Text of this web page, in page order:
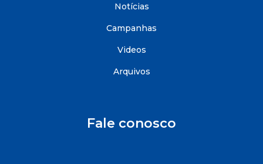
Notícias
Campanhas
Videos
Arquivos
Fale conosco